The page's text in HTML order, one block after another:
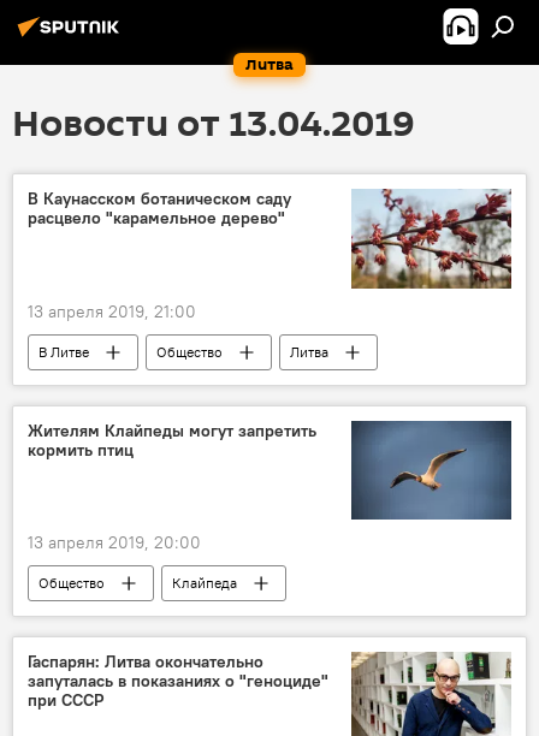
Литва
Новости от 13.04.2019
В Каунасском ботаническом саду
расцвело "карамельное дерево"
13 апреля 2019, 21:00
В Литве Общество
Литва
Каунас
Жителям Клайпеды могут запретить
кормить птиц
13 апреля 2019, 20:00
Общество Клайпеда
Гаспарян: Литва окончательно
запуталась в показаниях о "геноциде"
при СССР